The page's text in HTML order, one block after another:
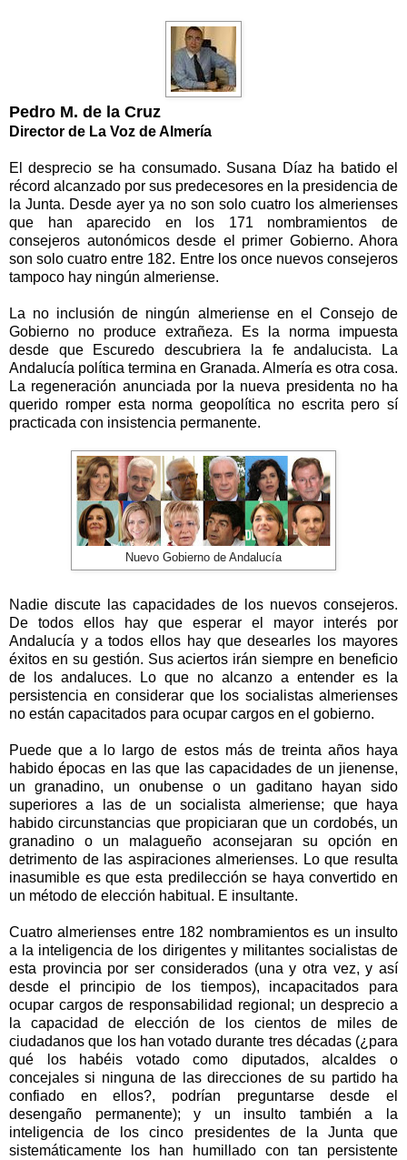
Pedro M. de la Cruz
Director de La Voz de Almería
El desprecio se ha consumado. Susana Díaz ha batido el
récord alcanzado por sus predecesores en la presidencia de
la Junta. Desde ayer ya no son solo cuatro los almerienses
que han aparecido en los 171 nombramientos de
consejeros autonómicos desde el primer Gobierno. Ahora
son solo cuatro entre 182. Entre los once nuevos consejeros
tampoco hay ningún almeriense.
La no inclusión de ningún almeriense en el Consejo de
Gobierno no produce extrañeza. Es la norma impuesta
desde que Escuredo descubriera la fe andalucista.
La
Andalucía política termina en Granada. Almería es otra cosa.
La regeneración anunciada por la nueva presidenta no ha
querido romper esta norma geopolítica no escrita pero sí
practicada con insistencia permanente.
Nuevo Gobierno de Andalucía
Nadie discute las capacidades de los nuevos consejeros.
De todos ellos hay que esperar el mayor interés por
Andalucía y a todos ellos hay que desearles los mayores
éxitos en su gestión. Sus aciertos irán siempre en beneficio
de los andaluces. Lo que no alcanzo a entender es la
persistencia en considerar que los socialistas almerienses
no están capacitados para ocupar cargos en el gobierno.
Puede que a lo largo de estos más de treinta años haya
habido épocas en las que las capacidades de un jienense,
un granadino, un onubense o un gaditano hayan sido
superiores a las de un socialista almeriense; que haya
habido circunstancias que propiciaran que un cordobés, un
granadino o un malagueño aconsejaran su opción en
detrimento de las aspiraciones almerienses. Lo que resulta
inasumible es que esta predilección se haya convertido en
un método de elección habitual. E insultante.
Cuatro almerienses entre 182 nombramientos es un insulto
a la inteligencia de los dirigentes y militantes socialistas de
esta provincia por ser considerados (una y otra vez, y así
desde el principio de los tiempos), incapacitados para
ocupar cargos de responsabilidad regional; un desprecio a
la capacidad de elección de los cientos de miles de
ciudadanos que los han votado durante tres décadas (¿para
qué los habéis votado como diputados, alcaldes o
concejales si ninguna de las direcciones de su partido ha
confiado en ellos?, podrían preguntarse desde el
desengaño permanente); y un insulto también a la
inteligencia de los cinco presidentes de
la Junta que
sistemáticamente los han humillado con tan persistente